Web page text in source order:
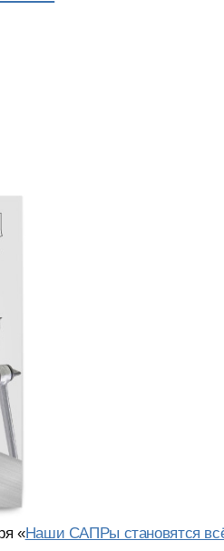
«Наши САПРы становятся